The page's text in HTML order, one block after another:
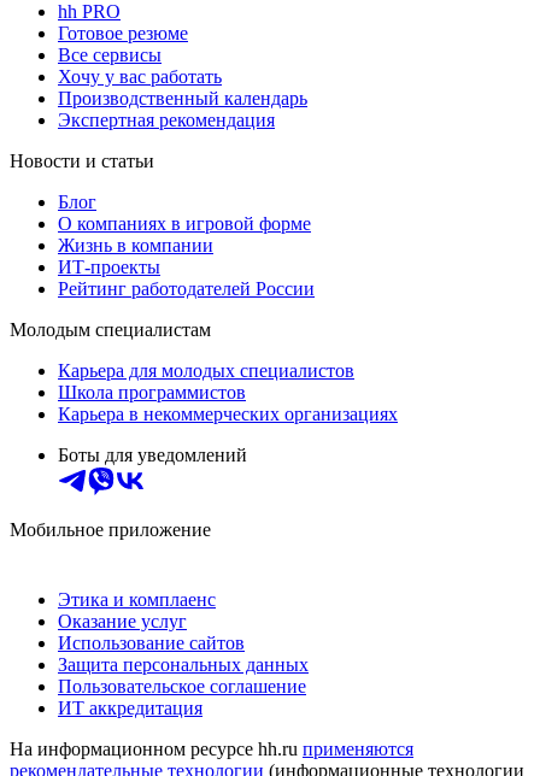
hh PRO
Готовое резюме
Все сервисы
Хочу у вас работать
Производственный календарь
Экспертная рекомендация
Новости и статьи
Блог
О компаниях в игровой форме
Жизнь в компании
ИТ-проекты
Рейтинг работодателей России
Молодым специалистам
Карьера для молодых специалистов
Школа программистов
Карьера в некоммерческих организациях
Боты для уведомлений
Мобильное приложение
Этика и комплаенс
Оказание услуг
Использование сайтов
Защита персональных данных
Пользовательское соглашение
ИТ аккредитация
На информационном ресурсе hh.ru применяются
рекомендательные технологии (информационные технологии